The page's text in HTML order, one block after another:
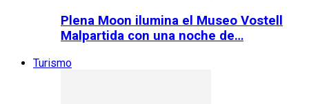
Plena Moon ilumina el Museo Vostell
Malpartida con una noche de…
Turismo